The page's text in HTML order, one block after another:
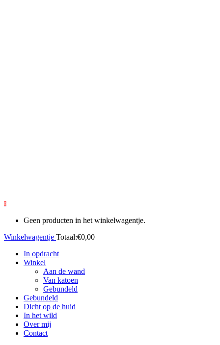
0
Geen producten in het winkelwagentje.
Winkelwagentje Totaal:€0,00
In opdracht
Winkel
Aan de wand
Van katoen
Gebundeld
Gebundeld
Dicht op de huid
In het wild
Over mij
Contact